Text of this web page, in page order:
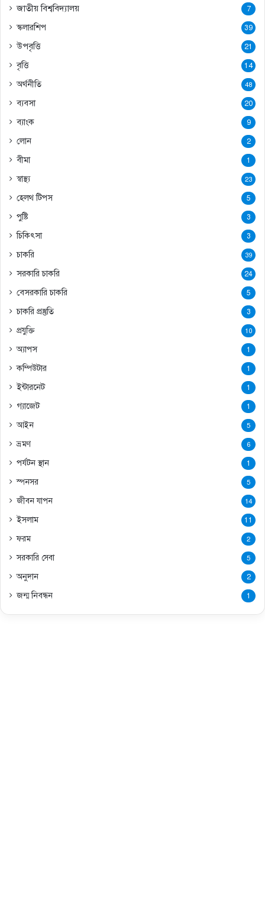
জাতীয় বিশ্ববিদ্যালয় 7
স্কলারশিপ 39
উপবৃত্তি 21
বৃত্তি 14
অর্থনীতি 48
ব্যবসা 20
ব্যাংক 9
লোন 2
বীমা 1
স্বাস্থ্য 23
হেলথ টিপস 5
পুষ্টি 3
চিকিৎসা 3
চাকরি 39
সরকারি চাকরি 24
বেসরকারি চাকরি 5
চাকরি প্রস্তুতি 3
প্রযুক্তি 10
অ্যাপস 1
কম্পিউটার 1
ইন্টারনেট 1
গ্যাজেট 1
আইন 5
ভ্রমণ 6
পর্যটন স্থান 1
স্পনসর 5
জীবন যাপন 14
ইসলাম 11
ফরম 2
সরকারি সেবা 5
অনুদান 2
জন্ম নিবন্ধন 1